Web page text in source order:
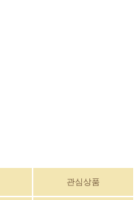
관심상품